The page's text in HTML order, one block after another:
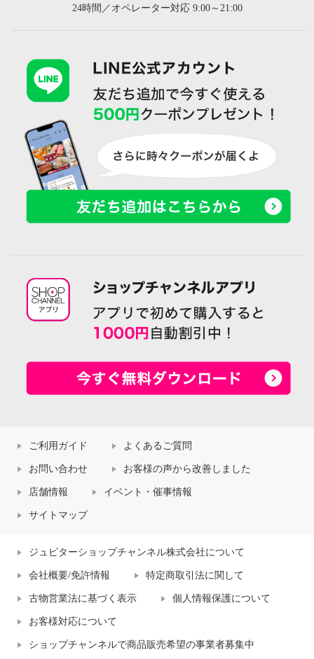
24時間／オペレーター対応 9:00～21:00
ご利用ガイド よくあるご質問
お問い合わせ お客様の声から改善しました
店舗情報 イベント・催事情報
サイトマップ
ジュピターショップチャンネル株式会社について
会社概要/免許情報 特定商取引法に関して
古物営業法に基づく表示 個人情報保護について
お客様対応について
ショップチャンネルで商品販売希望の事業者募集中